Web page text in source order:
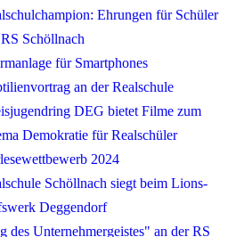
Ehrungen für Schüler
Schöllnach
für Smartphones
an der Realschule
DEG bietet Filme zum
Demokratie für Realschüler
2024
Schöllnach siegt beim Lions-
Deggendorf
des Unternehmergeistes" an der RS